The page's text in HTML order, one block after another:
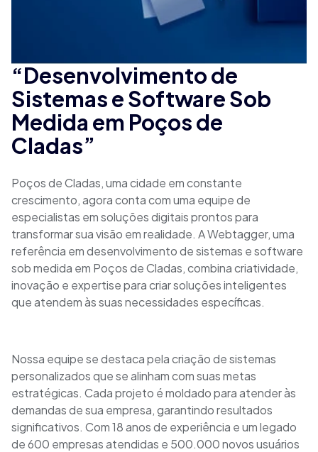
“Desenvolvimento de
Sistemas e Software Sob
Medida em Poços de
Cladas”
Poços de Cladas, uma cidade em constante
crescimento, agora conta com uma equipe de
especialistas em soluções digitais prontos para
transformar sua visão em realidade. A Webtagger, uma
referência em desenvolvimento de sistemas e software
sob medida em Poços de Cladas, combina criatividade,
inovação e expertise para criar soluções inteligentes
que atendem às suas necessidades específicas.
Nossa equipe se destaca pela criação de sistemas
personalizados que se alinham com suas metas
estratégicas. Cada projeto é moldado para atender às
demandas de sua empresa, garantindo resultados
significativos. Com 18 anos de experiência e um legado
de 600 empresas atendidas e 500.000 novos usuários